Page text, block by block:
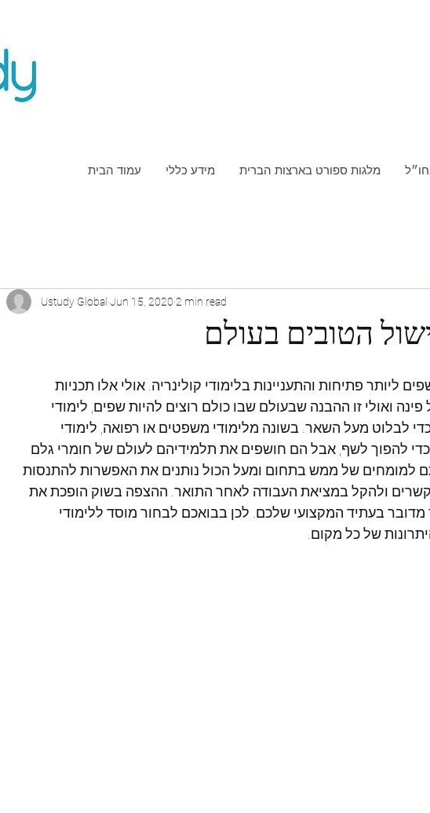
עמוד הבית מידע כללי מלגות ספורט בארצות הברית
הטובים בעולם
Ustudy Global Jun 15, 2020 2 min read
ליותר פתיחות והתעניינות בלימודי קולינריה. אולי אלו תכניות
ואולי זו ההבנה שבעולם שבו כולם רוצים להיות שפים, לימודי
לבלוט מעל השאר. בשונה מלימודי משפטים או רפואה, לימודי
כדי להפוך לשף, אבל הם חושפים את תלמידיהם לעולם של חומרי גלם
למומחים של ממש בתחום ומעל הכול נותנים את האפשרות להתנסות
קשרים ולהקל במציאת העבודה לאחר התואר. ההצפה בשוק הופכת את
מדובר בעתיד המקצועי שלכם. לכן בבואכם לבחור מוסד ללימודי
של כל מקום.